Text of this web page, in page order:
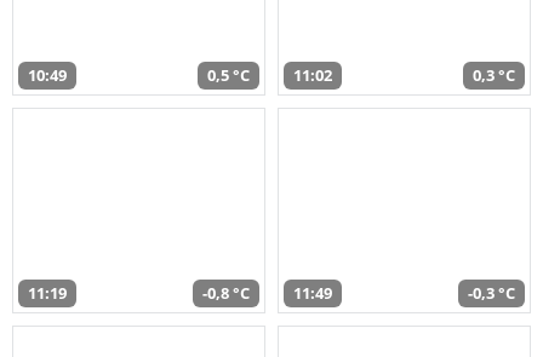
10:49 0,5 °C 11:02 0,3 °C
11:19 -0,8 °C 11:49 -0,3 °C